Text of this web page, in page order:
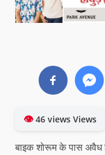
👁46 views Views
बाइक शोरूम के पास अवैध